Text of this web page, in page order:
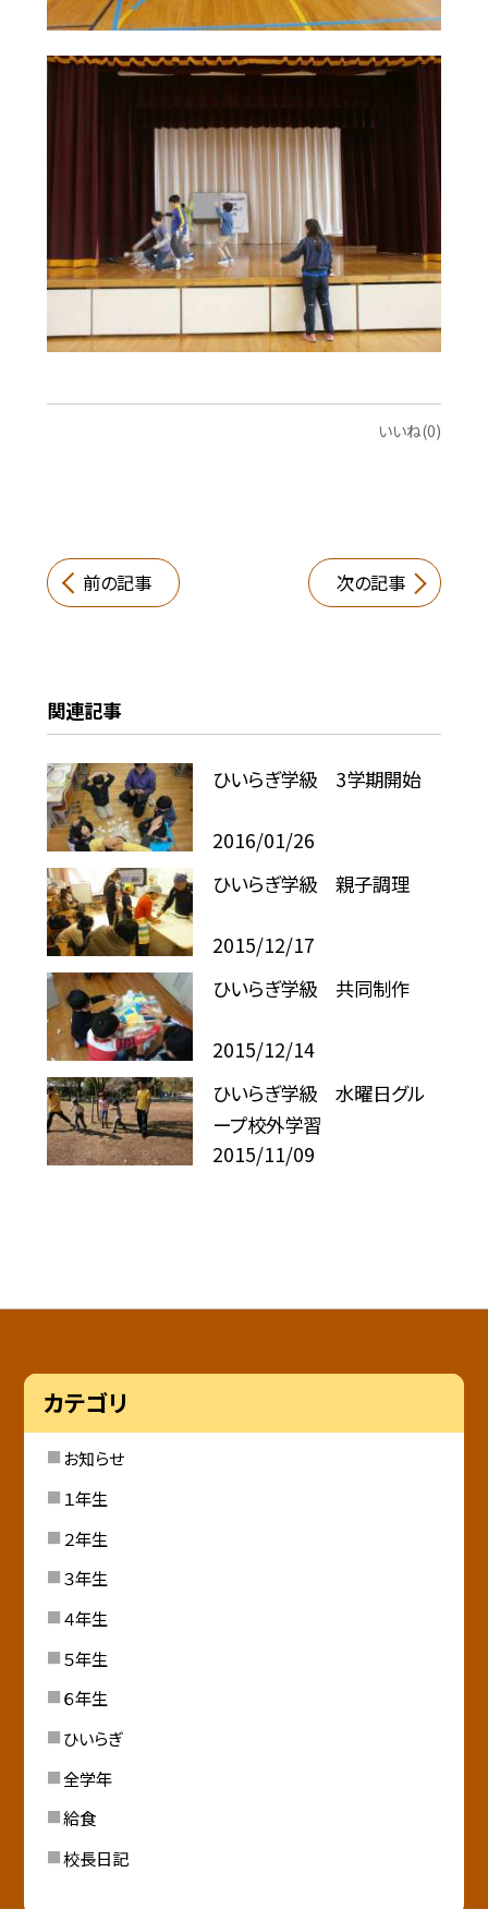
いいね(0)
前の記事 次の記事
関連記事
ひいらぎ学級 3学期開始
2016/01/26
ひいらぎ学級 親子調理
2015/12/17
ひいらぎ学級 共同制作
2015/12/14
ひいらぎ学級 水曜日グル
ープ校外学習
2015/11/09
カテゴリ
お知らせ
１年生
２年生
３年生
４年生
５年生
６年生
ひいらぎ
全学年
給食
校長日記